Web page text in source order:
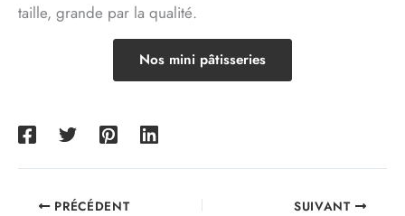
taille, grande par la qualité.
Nos mini pâtisseries
PRÉCÉDENT SUIVANT